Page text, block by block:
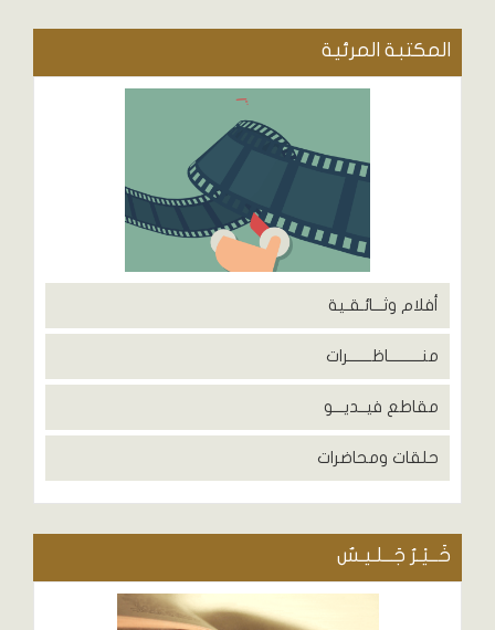
المكتبة المرئية
أفلام وثـــائـقـية
منــــــــــاظـــــــرات
مقاطع فيــديـــو
حلقات ومحاضرات
خَــيْـرُ جَــلـيـسٌ